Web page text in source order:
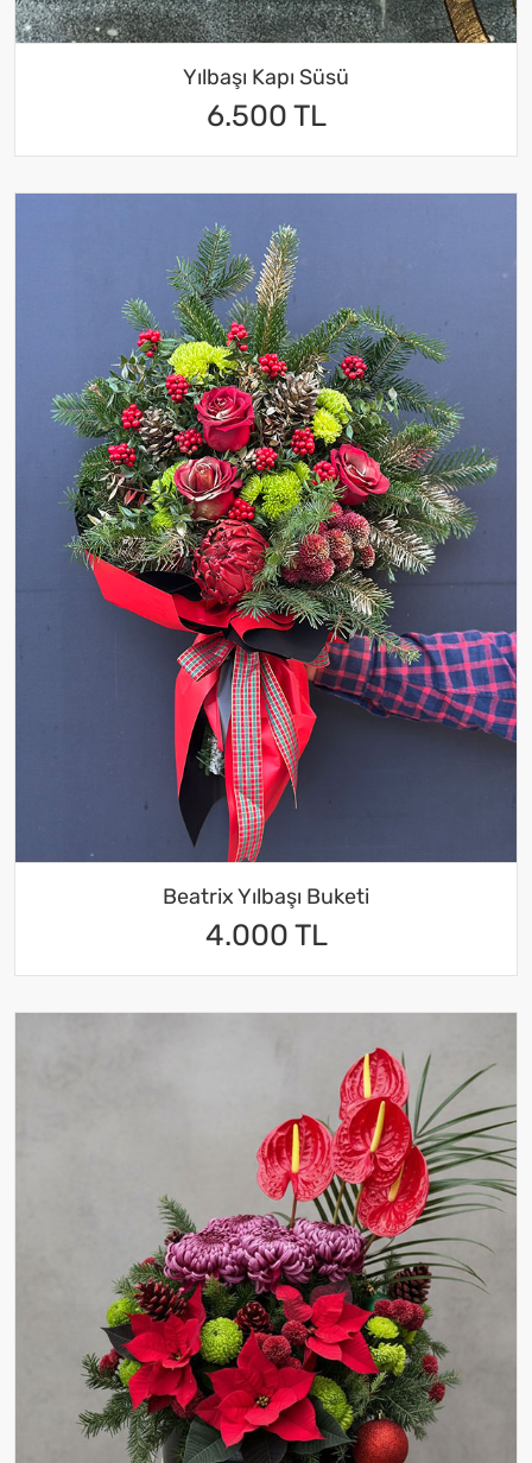
Yılbaşı Kapı Süsü
6.500 TL
Beatrix Yılbaşı Buketi
4.000 TL